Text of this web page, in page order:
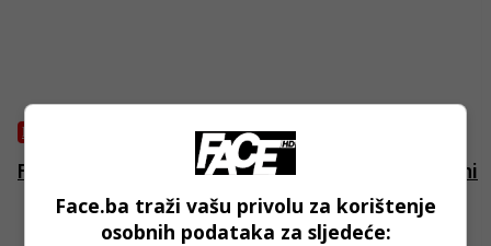
FUDBAL
FIFA planira oduzeti diplomatski imunitet Maradoni
Face.ba traži vašu privolu za korištenje
osobnih podataka za sljedeće: